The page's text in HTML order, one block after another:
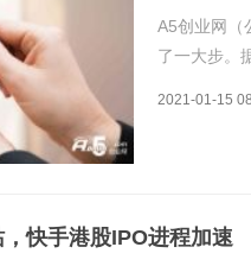
A5创业网（
了一大步。
2月5日在
将开始分
2021-01-15
快手港股IPO进程加速